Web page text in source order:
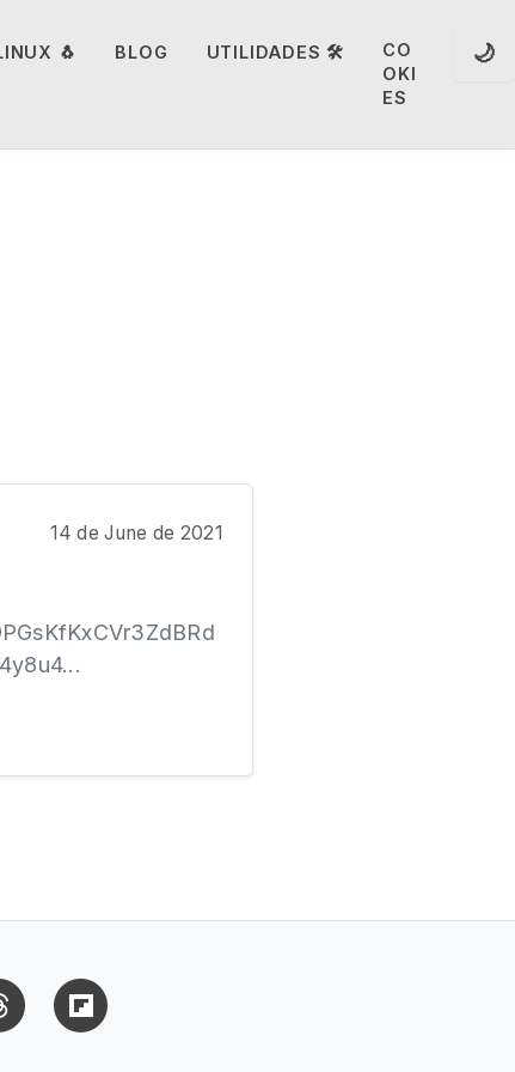
🐧 BLOG UTILIDADES 🛠️
CO
OKI
ES
🌙
14 de June de 2021
Threads